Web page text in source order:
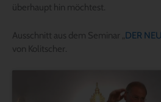
überhaupt hin möchtest.
Ausschnitt aus dem Seminar „DER
von Kolitscher.